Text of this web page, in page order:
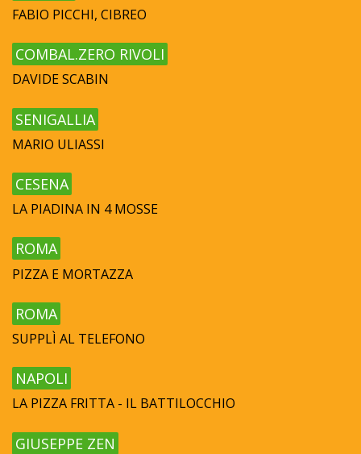
FABIO PICCHI, CIBREO
COMBAL.ZERO RIVOLI
DAVIDE SCABIN
SENIGALLIA
MARIO ULIASSI
CESENA
LA PIADINA IN 4 MOSSE
ROMA
PIZZA E MORTAZZA
ROMA
SUPPLÌ AL TELEFONO
NAPOLI
LA PIZZA FRITTA - IL BATTILOCCHIO
GIUSEPPE ZEN